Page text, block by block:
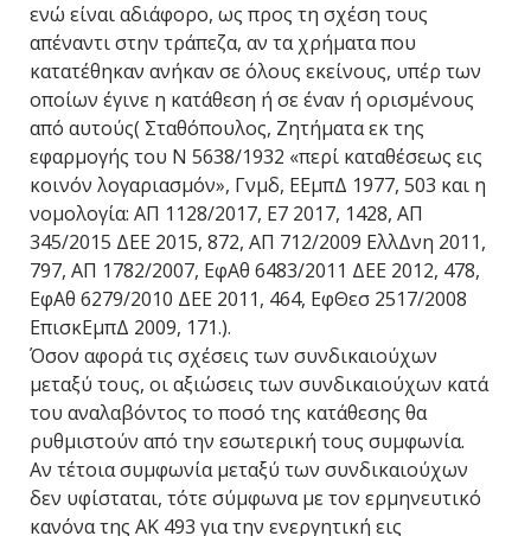
ενώ είναι αδιάφορο, ως προς τη σχέση τους
απέναντι στην τράπεζα, αν τα χρήματα που
κατατέθηκαν ανήκαν σε όλους εκείνους, υπέρ των
οποίων έγινε η κατάθεση ή σε έναν ή ορισμένους
από αυτούς( Σταθόπουλος, Ζητήματα εκ της
εφαρμογής του N 5638/1932 «περί καταθέσεως εις
κοινόν λογαριασμόν», Γνμδ, ΕΕμπΔ 1977, 503 και η
νομολογία: ΑΠ 1128/2017, Ε7 2017, 1428, ΑΠ
345/2015 ΔΕΕ 2015, 872, ΑΠ 712/2009 ΕλλΔνη 2011,
797, ΑΠ 1782/2007, ΕφΑθ 6483/2011 ΔΕΕ 2012, 478,
ΕφΑθ 6279/2010 ΔΕΕ 2011, 464, ΕφΘεσ 2517/2008
ΕπισκΕμπΔ 2009, 171.).
Όσον αφορά τις σχέσεις των συνδικαιούχων
μεταξύ τους, οι αξιώσεις των συνδικαιούχων κατά
του αναλαβόντος το ποσό της κατάθεσης θα
ρυθμιστούν από την εσωτερική τους συμφωνία.
Αν τέτοια συμφωνία μεταξύ των συνδικαιούχων
δεν υφίσταται, τότε σύμφωνα με τον ερμηνευτικό
κανόνα της ΑΚ 493 για την ενεργητική εις